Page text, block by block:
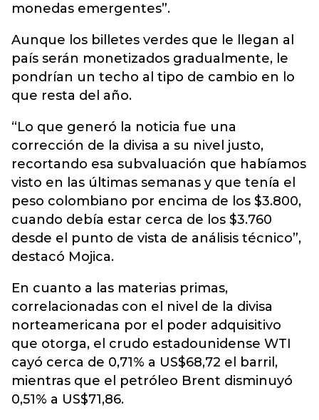
monedas emergentes”.
Aunque los billetes verdes que le llegan al
país serán monetizados gradualmente, le
pondrían un techo al tipo de cambio en lo
que resta del año.
“Lo que generó la noticia fue una
corrección de la divisa a su nivel justo,
recortando esa subvaluación que habíamos
visto en las últimas semanas y que tenía el
peso colombiano por encima de los $3.800,
cuando debía estar cerca de los $3.760
desde el punto de vista de análisis técnico”,
destacó Mojica.
En cuanto a las materias primas,
correlacionadas con el nivel de la divisa
norteamericana por el poder adquisitivo
que otorga, el crudo estadounidense WTI
cayó cerca de 0,71% a US$68,72 el barril,
mientras que el petróleo Brent disminuyó
0,51% a US$71,86.